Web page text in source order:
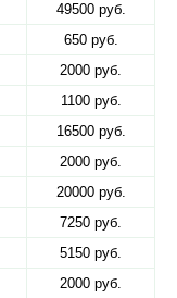
49500 руб.
650 руб.
2000 руб.
1100 руб.
16500 руб.
2000 руб.
20000 руб.
7250 руб.
5150 руб.
2000 руб.